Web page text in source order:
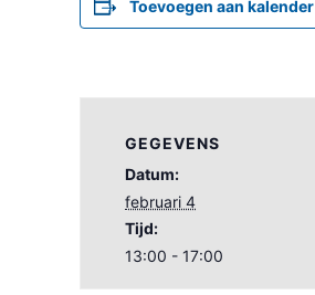
Toevoegen aan kalender
GEGEVENS
Datum:
februari 4
Tijd:
13:00 - 17:00